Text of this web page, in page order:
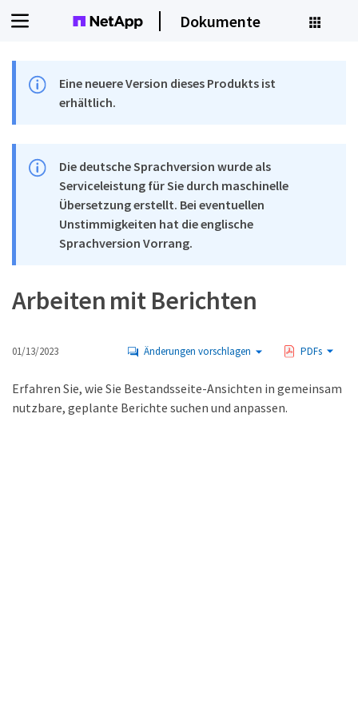
Dokumente
Eine neuere Version dieses Produkts ist
erhältlich.
Die deutsche Sprachversion wurde als
Serviceleistung für Sie durch maschinelle
Übersetzung erstellt. Bei eventuellen
Unstimmigkeiten hat die englische
Sprachversion Vorrang.
Arbeiten mit Berichten
01/13/2023 Änderungen vorschlagen PDFs
Erfahren Sie, wie Sie Bestandsseite-Ansichten in gemeinsam
nutzbare, geplante Berichte suchen und anpassen.